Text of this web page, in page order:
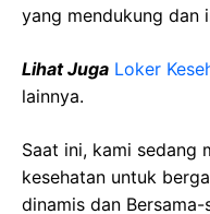
yang mendukung dan
Lihat Juga Loker
lainnya.
Saat ini, kami sedang
kesehatan untuk
dinamis dan